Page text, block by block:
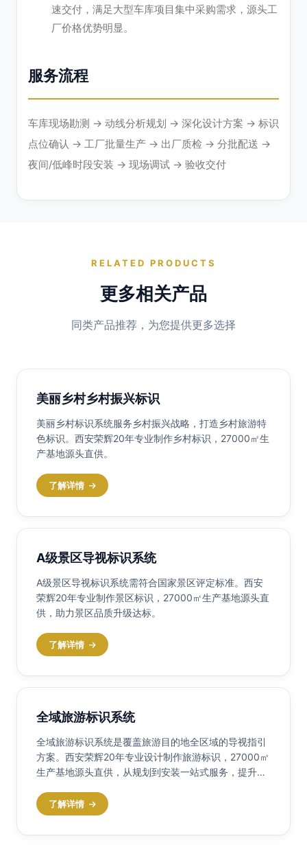
速交付，满足大型车库项目集中采购需求，源头工
厂价格优势明显。
服务流程
车库现场勘测 → 动线分析规划 → 深化设计方案 → 标识
点位确认 → 工厂批量生产 → 出厂质检 → 分批配送 →
夜间/低峰时段安装 → 现场调试 → 验收交付
RELATED PRODUCTS
更多相关产品
同类产品推荐，为您提供更多选择
美丽乡村乡村振兴标识
美丽乡村标识系统服务乡村振兴战略，打造乡村旅游特
色标识。西安荣辉20年专业制作乡村标识，27000㎡生
产基地源头直供。
了解详情
A级景区导视标识系统
A级景区导视标识系统需符合国家景区评定标准。西安
荣辉20年专业制作景区标识，27000㎡生产基地源头直
供，助力景区品质升级达标。
了解详情
全域旅游标识系统
全域旅游标识系统是覆盖旅游目的地全区域的导视指引
方案。西安荣辉20年专业设计制作旅游标识，27000㎡
生产基地源头直供，从规划到安装一站式服务，提升游
了解详情